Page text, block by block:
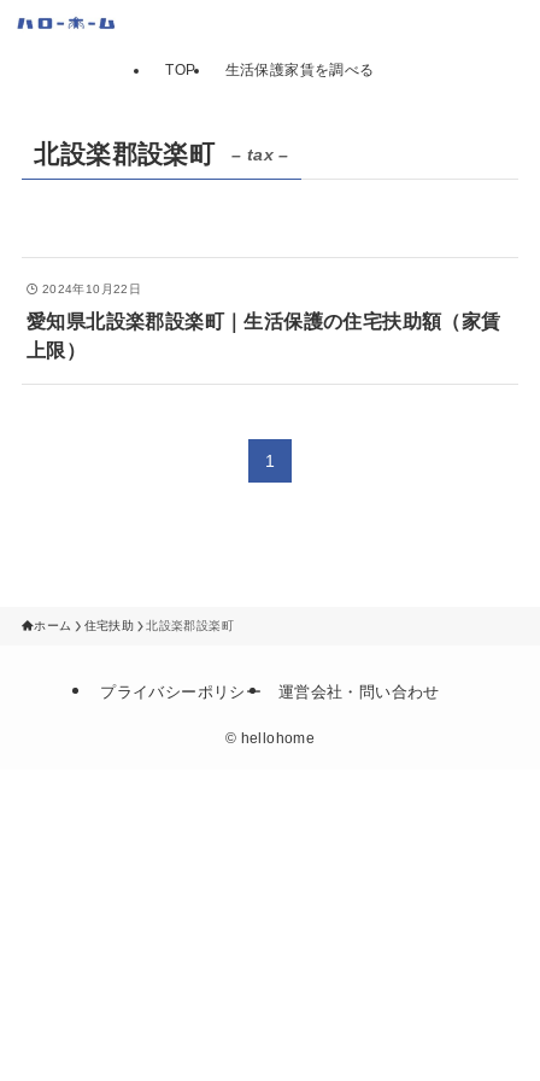
TOP 生活保護家賃を調べる
北設楽郡設楽町 – tax –
2024年10月22日
愛知県北設楽郡設楽町｜生活保護の住宅扶助額（家賃
上限）
1
ホーム 住宅扶助 北設楽郡設楽町
プライバシーポリシー 運営会社・問い合わせ
© hellohome